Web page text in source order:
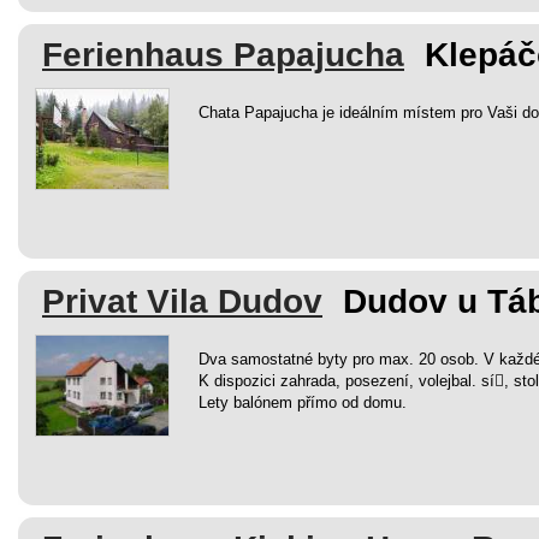
Ferienhaus Papajucha
Chata Papajucha je ideálním místem pro Vaši
Privat Vila Dudov Dudov u
Dva samostatné byty pro max. 20 osob. V
K dispozici zahrada, posezení, volejbal. sí￾,
Lety balónem přímo od domu.